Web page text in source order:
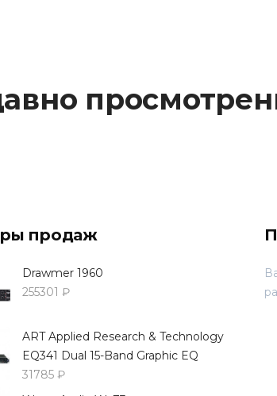
продаж
Drawmer 1960
255301 ₽
ART Applied Research & Technology
EQ341 Dual 15-Band Graphic EQ
31785 ₽